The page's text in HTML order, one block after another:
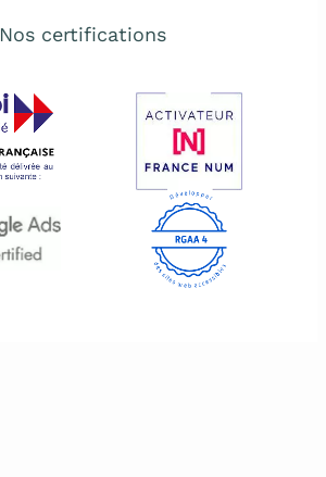
Nos certifications